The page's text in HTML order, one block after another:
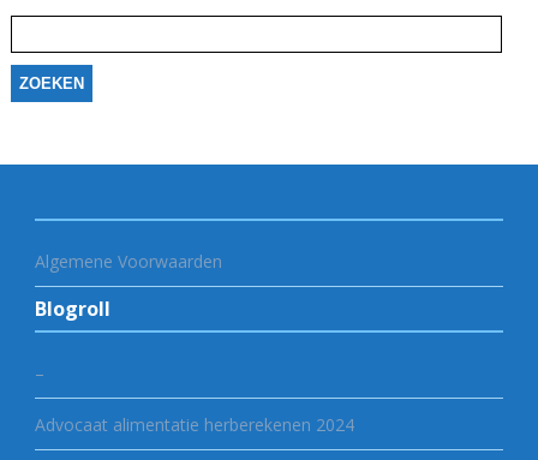
naar:
Algemene Voorwaarden
Blogroll
–
Advocaat alimentatie herberekenen 2024